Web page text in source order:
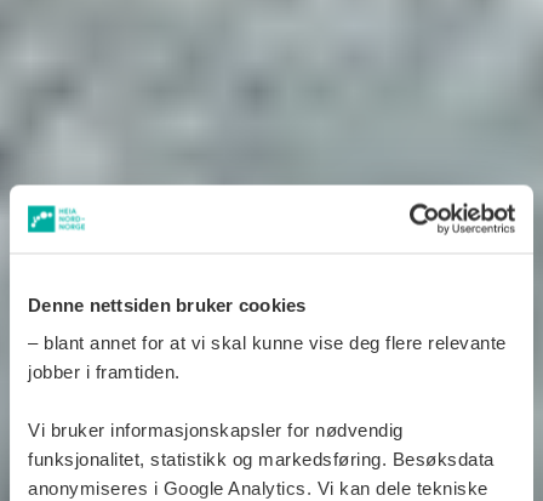
Denne nettsiden bruker cookies
– blant annet for at vi skal kunne vise deg flere relevante
jobber i framtiden.
Vi bruker informasjonskapsler for nødvendig
funksjonalitet, statistikk og markedsføring. Besøksdata
anonymiseres i Google Analytics. Vi kan dele tekniske